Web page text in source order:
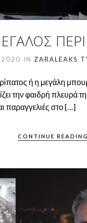
IN ZARALEAKS
ή η μεγάλη
την φαιδρή πλευρά
παραγγελιές στο […]
CONTINUE READING